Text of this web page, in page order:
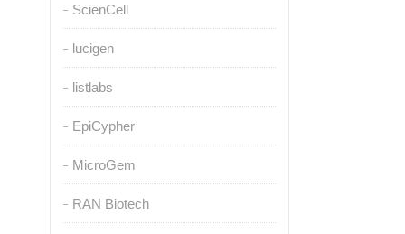
ScienCell
lucigen
listlabs
EpiCypher
MicroGem
RAN Biotech